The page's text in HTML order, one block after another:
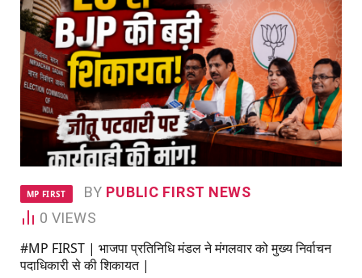
MP FIRST BY PUBLIC FIRST NEWS
0 VIEWS
#MP FIRST | भाजपा प्रतिनिधि मंडल ने मंगलवार को मुख्य निर्वाचन
पदाधिकारी से की शिकायत |